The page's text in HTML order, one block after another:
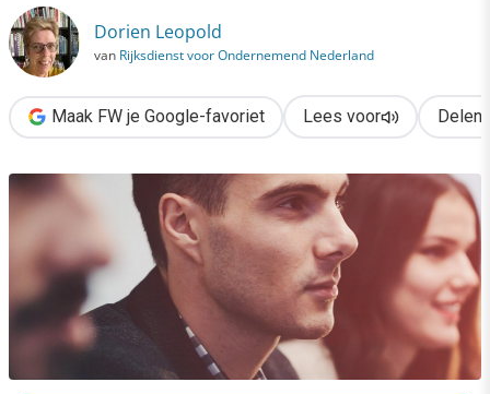
Dorien Leopold
van Rijksdienst voor Ondernemend Nederland
Maak FW je Google-favoriet Lees voor Delen